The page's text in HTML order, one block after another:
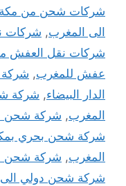
شركات شحن من مكة
الى المغرب, شركات
شركات نقل العفش
عفش للمغرب, شركة
الدار البيضاء, شركة
المغرب, شركة شحن
شركة شحن بحري
المغرب, شركة شحن
شركة شحن دولي